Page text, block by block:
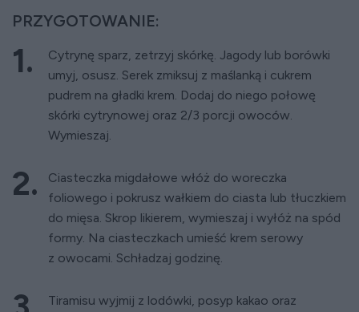
PRZYGOTOWANIE:
Cytrynę sparz, zetrzyj skórkę. Jagody lub borówki
umyj, osusz. Serek zmiksuj z maślanką i cukrem
pudrem na gładki krem. Dodaj do niego połowę
skórki cytrynowej oraz 2/3 porcji owoców.
Wymieszaj.
Ciasteczka migdałowe włóż do woreczka
foliowego i pokrusz wałkiem do ciasta lub tłuczkiem
do mięsa. Skrop likierem, wymieszaj i wyłóż na spód
formy. Na ciasteczkach umieść krem serowy
z owocami. Schładzaj godzinę.
Tiramisu wyjmij z lodówki, posyp kakao oraz